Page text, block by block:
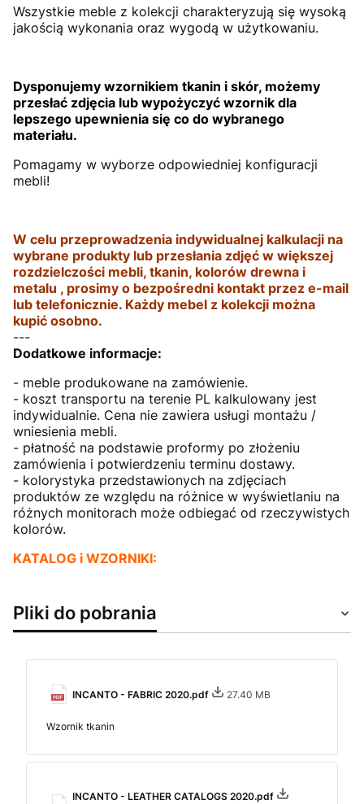
Wszystkie meble z kolekcji charakteryzują się wysoką
jakością wykonania oraz wygodą w użytkowaniu.
Dysponujemy wzornikiem tkanin i skór, możemy
przesłać zdjęcia lub wypożyczyć wzornik dla
lepszego upewnienia się co do wybranego
materiału.
Pomagamy w wyborze odpowiedniej konfiguracji
mebli!
W celu przeprowadzenia indywidualnej kalkulacji na
wybrane produkty lub przesłania zdjęć w większej
rozdzielczości mebli, tkanin, kolorów drewna i
metalu , prosimy o bezpośredni kontakt przez e-mail
lub telefonicznie. Każdy mebel z kolekcji można
kupić osobno.
---
Dodatkowe informacje:
- meble produkowane na zamówienie.
- koszt transportu na terenie PL kalkulowany jest
indywidualnie. Cena nie zawiera usługi montażu /
wniesienia mebli.
- płatność na podstawie proformy po złożeniu
zamówienia i potwierdzeniu terminu dostawy.
- kolorystyka przedstawionych na zdjęciach
produktów ze względu na różnice w wyświetlaniu na
różnych monitorach może odbiegać od rzeczywistych
kolorów.
KATALOG i WZORNIKI:
Pliki do pobrania
INCANTO - FABRIC 2020.pdf 27.40 MB
Wzornik tkanin
INCANTO - LEATHER CATALOGS 2020.pdf